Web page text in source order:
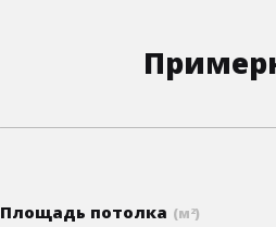
Площадь потолка (м 2)